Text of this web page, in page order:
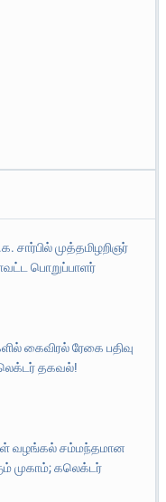
சார்பில் முத்தமிழறிஞர்
பொறுப்பாளர்
கைவிரல் ரேகை பதிவு
தகவல்!
வழங்கல் சம்மந்தமான
முகாம்; கலெக்டர்